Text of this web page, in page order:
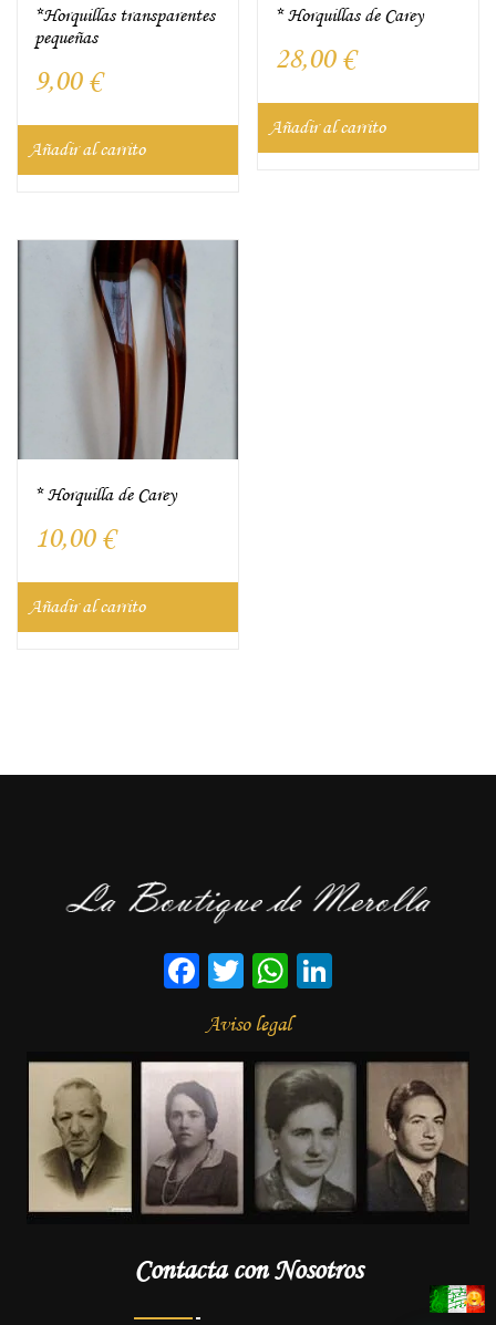
*Horquillas transparentes
pequeñas
9,00 €
Añadir al carrito
* Horquillas de Carey
28,00 €
Añadir al carrito
* Horquilla de Carey
10,00 €
Añadir al carrito
Facebook
TwitterWhatsApp
Aviso legal
Contacta con Nosotros